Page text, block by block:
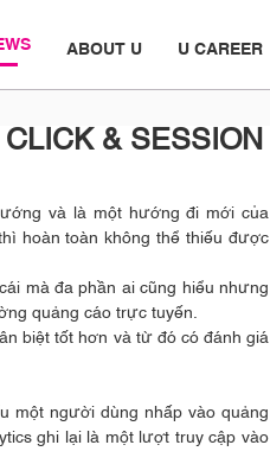
ABOUT U U CAREER
& SESSION
và là một hướng đi mới của
hoàn toàn không thể thiếu được
mà đa phần ai cũng hiểu nhưng
quảng cáo trực tuyến.
biệt tốt hơn và từ đó có đánh giá
một người dùng nhấp vào quảng
ghi lại là một lượt truy cập vào